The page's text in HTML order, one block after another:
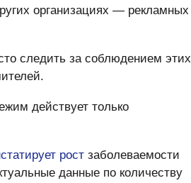
организациях — рекламных
следить за соблюдением этих
действует только
рост заболеваемости
данные по количеству